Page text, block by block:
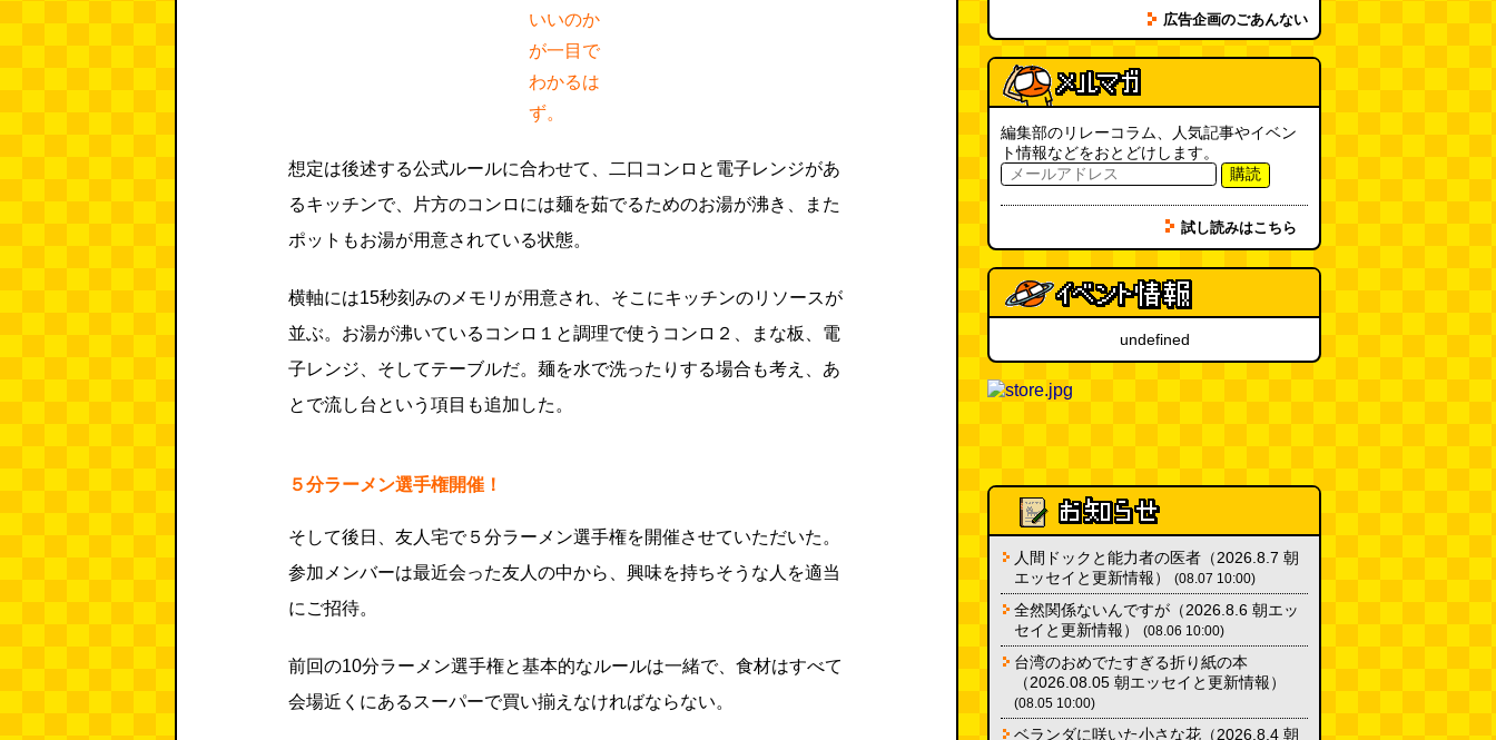
いいのか
が一目で
わかるは
ず。
想定は後述する公式ルールに合わせて、二口コンロと電子レンジがあ
るキッチンで、片方のコンロには麺を茹でるためのお湯が沸き、また
ポットもお湯が用意されている状態。
横軸には15秒刻みのメモリが用意され、そこにキッチンのリソースが
並ぶ。お湯が沸いているコンロ１と調理で使うコンロ２、まな板、電
子レンジ、そしてテーブルだ。麺を水で洗ったりする場合も考え、あ
とで流し台という項目も追加した。
５分ラーメン選手権開催！
そして後日、友人宅で５分ラーメン選手権を開催させていただいた。
参加メンバーは最近会った友人の中から、興味を持ちそうな人を適当
にご招待。
前回の10分ラーメン選手権と基本的なルールは一緒で、食材はすべて
会場近くにあるスーパーで買い揃えなければならない。
SDカードのケチャップ和え / う
っかりデイリー 2026年8月1日号
(デイリーポータルZ) (08.03 17:00)
現役、コスモスの自販機
取り残された木(ほり) (08.03
16:00)
「入力中…」の動きを対面の会話
で表現したい(んちゅたぐい)
(08.03 11:00)
ミンティアで汗がおさえられるの
広告企画のごあんない
編集部のリレーコラム、人気記事やイベン
ト情報などをおとどけします。
購読
試し読みはこちら
undefined
人間ドックと能力者の医者（2026.8.7 朝
エッセイと更新情報）
(08.07 10:00)
全然関係ないんですが（2026.8.6 朝エッ
セイと更新情報）
(08.06 10:00)
台湾のおめでたすぎる折り紙の本
（2026.08.05 朝エッセイと更新情報）
(08.05 10:00)
ベランダに咲いた小さな花（2026.8.4 朝